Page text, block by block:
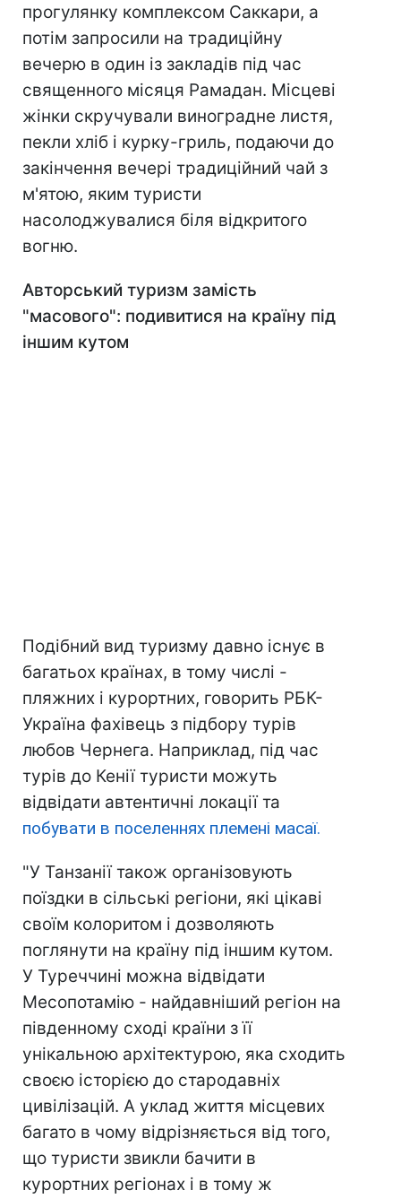
прогулянку комплексом Саккари, а
потім запросили на традиційну
вечерю в один із закладів під час
священного місяця Рамадан. Місцеві
жінки скручували виноградне листя,
пекли хліб і курку-гриль, подаючи до
закінчення вечері традиційний чай з
м'ятою, яким туристи
насолоджувалися біля відкритого
вогню.
Авторський туризм замість
"масового": подивитися на країну під
іншим кутом
Подібний вид туризму давно існує в
багатьох країнах, в тому числі -
пляжних і курортних, говорить РБК-
Україна фахівець з підбору турів
любов Чернега. Наприклад, під час
турів до Кенії туристи можуть
відвідати автентичні локації та
побувати в поселеннях племені масаї.
"У Танзанії також організовують
поїздки в сільські регіони, які цікаві
своїм колоритом і дозволяють
поглянути на країну під іншим кутом.
У Туреччині можна відвідати
Месопотамію - найдавніший регіон на
південному сході країни з її
унікальною архітектурою, яка сходить
своєю історією до стародавніх
цивілізацій. А уклад життя місцевих
багато в чому відрізняється від того,
що туристи звикли бачити в
курортних регіонах і в тому ж